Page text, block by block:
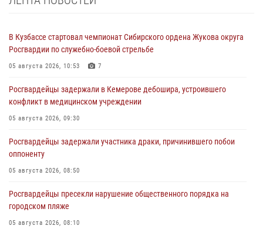
В Кузбассе стартовал чемпионат Сибирского ордена Жукова округа
Росгвардии по служебно-боевой стрельбе
05 августа 2026, 10:53 7
Росгвардейцы задержали в Кемерове дебошира, устроившего
конфликт в медицинском учреждении
05 августа 2026, 09:30
Росгвардейцы задержали участника драки, причинившего побои
оппоненту
05 августа 2026, 08:50
Росгвардейцы пресекли нарушение общественного порядка на
городском пляже
05 августа 2026, 08:10